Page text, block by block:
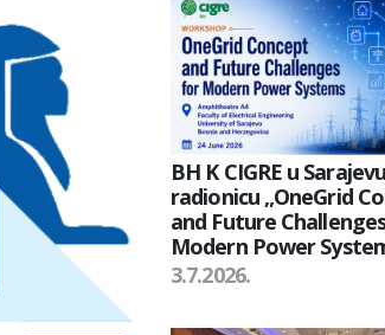
BH K CIGRE u
radionicu „OneGrid
and Future
Modern Power
3.7.2026.